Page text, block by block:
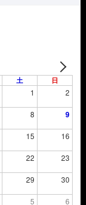
土 日
1 2
8 9
15 16
22 23
29 30
5 6